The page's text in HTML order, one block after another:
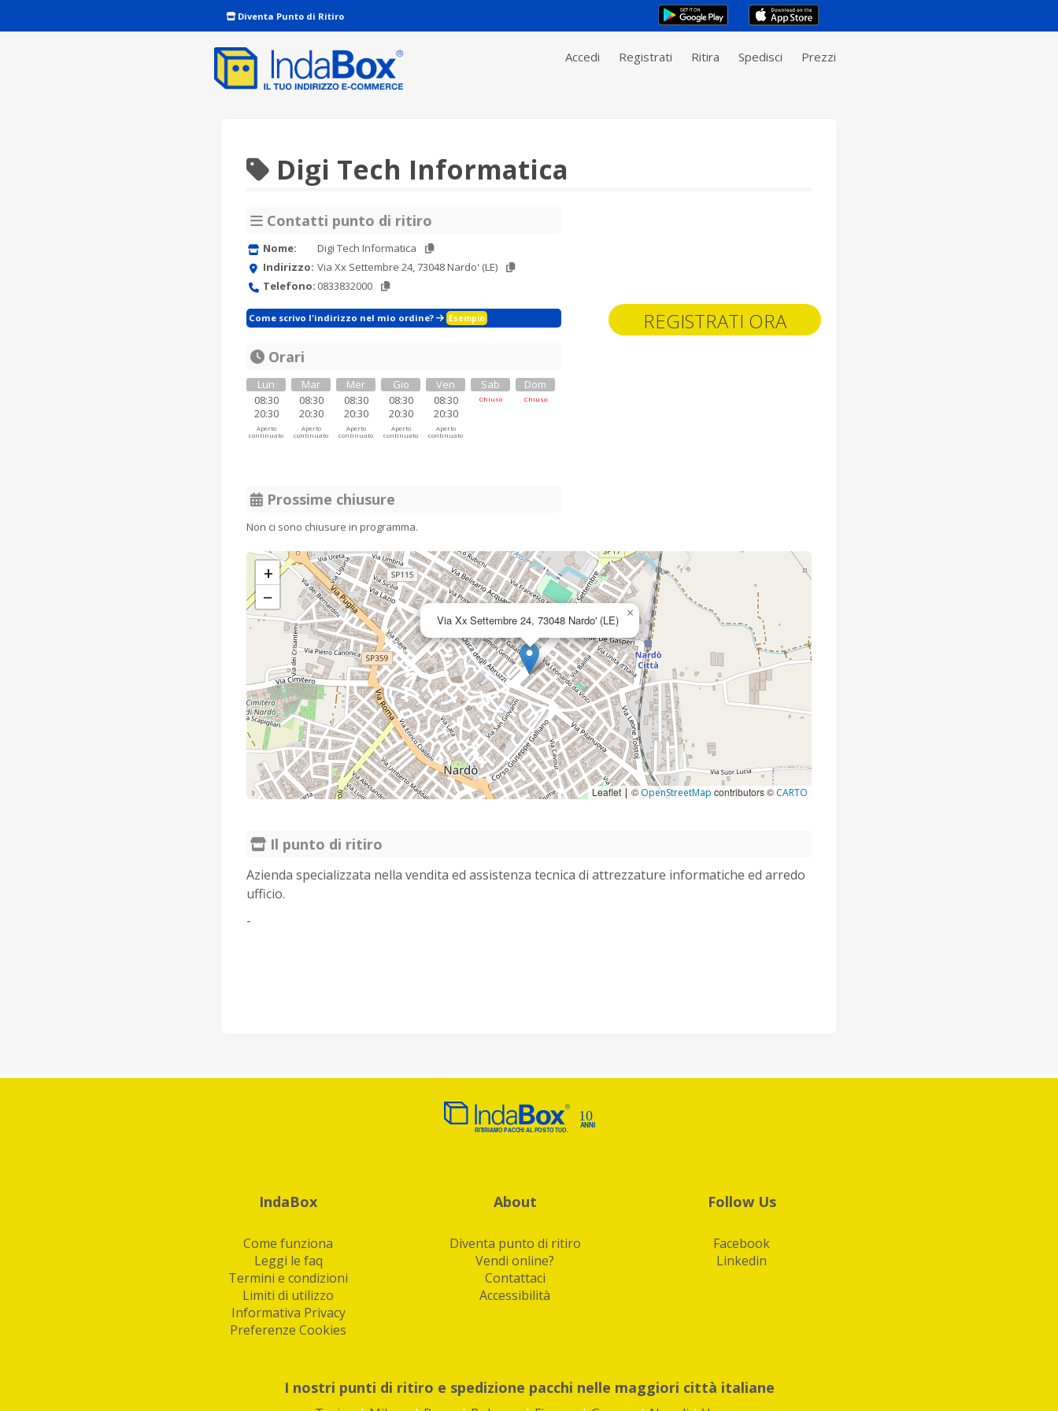
Diventa Punto di Ritiro
Accedi Registrati Ritira Spedisci Prezzi
REGISTRATI ORA
Digi Tech Informatica
Contatti punto di ritiro
Nome:
Digi Tech Informatica
Indirizzo: Via Xx Settembre 24, 73048 Nardo' (LE)
Telefono: 0833832000
Come scrivo l'indirizzo nel mio ordine? Esempio
Orari
Lun
08:30
20:30
Aperto
continuato
Mar
08:30
20:30
Aperto
continuato
Mer
08:30
20:30
Aperto
continuato
Gio
08:30
20:30
Aperto
continuato
Ven
08:30
20:30
Aperto
continuato
Sab
Chiuso
Dom
Chiuso
Prossime chiusure
Non ci sono chiusure in programma.
Via Xx Settembre 24, 73048 Nardo' (LE) ×
+
−
Leaflet | © OpenStreetMap contributors © CARTO
Il punto di ritiro
Azienda specializzata nella vendita ed assistenza tecnica di attrezzature informatiche ed arredo
ufficio.
-
IndaBox
Come funziona
Leggi le faq
Termini e condizioni
Limiti di utilizzo
Informativa Privacy
Preferenze Cookies
About
Diventa punto di ritiro
Vendi online?
Contattaci
Accessibilità
Follow Us
Facebook
Linkedin
I nostri punti di ritiro e spedizione pacchi nelle maggiori città italiane